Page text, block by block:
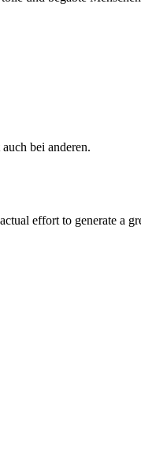
bei anderen.
effort to generate a